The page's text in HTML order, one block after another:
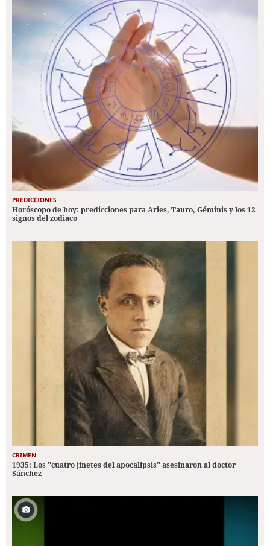
PREDICCIONES
Horóscopo de hoy: predicciones para Aries, Tauro, Géminis y los 12
signos del zodiaco
CRIMEN
1935: Los "cuatro jinetes del apocalipsis" asesinaron al doctor
Sánchez